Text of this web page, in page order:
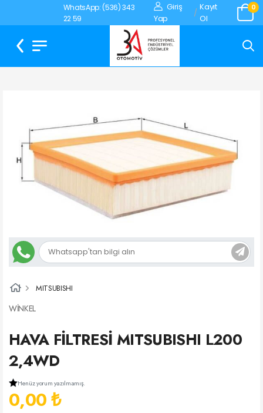
WhatsApp: (536) 343
22 59
Giriş
Yap
/
Kayıt
Ol
0
MITSUBISHI
WİNKEL
HAVA FİLTRESİ MITSUBISHI L200
2,4WD
Henüz yorum yazılmamış.
0,00 ₺